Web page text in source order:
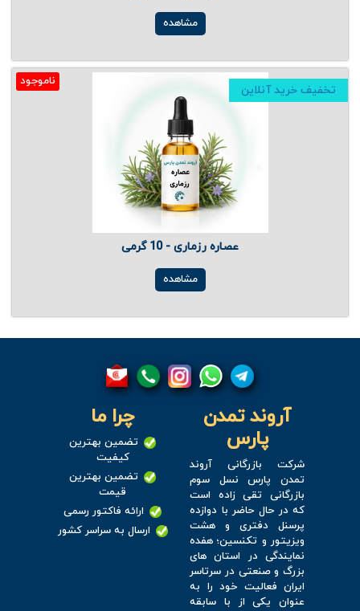
مشاهده
ناموجود
تخفیف خرید آنلاین
عصاره رزماری - 10 گرمی
مشاهده
آروند تمدن
پارس
شرکت بازرگانی آروند
تمدن پارس نسل سوم
بازرگانی تقی زاده است
که در حال حاضر با دوازده
پرسنل دفتری و هشت
ویزیتور و تکنسین؛ هفده
نمایندگی در استان های
بزرگ و صنعتی در سرتاسر
ایران فعالیت خود را به
عنوان یکی از با سابقه
چرا ما
تضمین بهترین
کیفیت
تضمین بهترین
قیمت
ارائه فاکتور رسمی
ارسال به سراسر کشور